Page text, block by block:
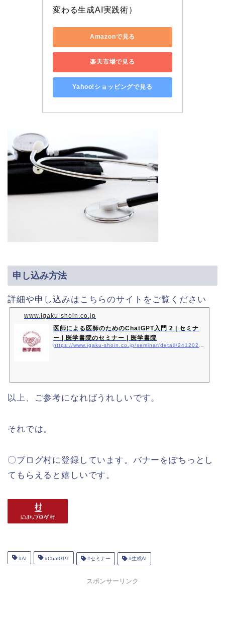
変わる生成AI実践術）
Amazonで見る
楽天市場で見る
Yahoo!ショッピングで見る
申し込み方法
詳細や申し込みはこちらのサイトをご覧ください
www.igaku-shoin.co.jp
医師による医師のためのChatGPT入門 2 | セミナ
ー | 医学書院のセミナー | 医学書院
以上、ご参考になればうれしいです。
それでは。
〇ブログ村に登録しています。バナーをぽちっとし
てもらえると嬉しいです。
#AI #ChatGPT #セミナー #生成AI
スポンサーリンク